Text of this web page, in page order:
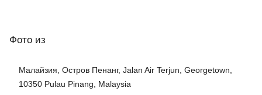
Фото из
Малайзия, Остров Пенанг, Jalan Air Terjun, Georgetown,
10350 Pulau Pinang, Malaysia